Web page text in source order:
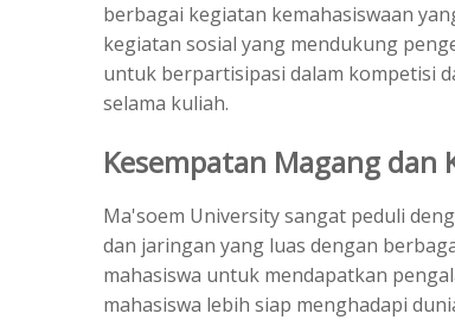
berbagai kegiatan kemahasiswaan
kegiatan sosial yang mendukung
untuk berpartisipasi dalam kompetisi
selama kuliah.
Kesempatan Magang dan
Ma'soem University sangat peduli
dan jaringan yang luas dengan
mahasiswa untuk mendapatkan
mahasiswa lebih siap menghadapi